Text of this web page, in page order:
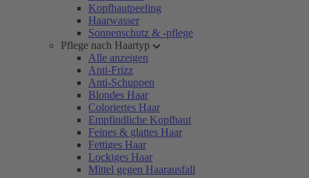
Kopfhautpeeling
Haarwasser
Sonnenschutz & -pflege
Pflege nach Haartyp
Alle anzeigen
Anti-Frizz
Anti-Schuppen
Blondes Haar
Coloriertes Haar
Empfindliche Kopfhaut
Feines & glattes Haar
Fettiges Haar
Lockiges Haar
Mittel gegen Haarausfall